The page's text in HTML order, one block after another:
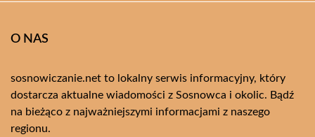
O NAS
sosnowiczanie.net to lokalny serwis informacyjny, który
dostarcza aktualne wiadomości z Sosnowca i okolic. Bądź
na bieżąco z najważniejszymi informacjami z naszego
regionu.